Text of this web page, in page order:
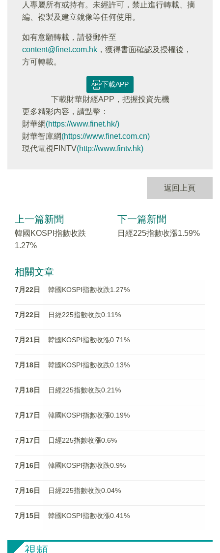
人專屬所有或持有。未經許可，禁止進行轉載、摘
編、複製及建立鏡像等任何使用。
如有意願轉載，請發郵件至
content@finet.com.hk ，獲得書面確認及授權後，
方可轉載。
下載APP
下載財華財經APP，把握投資先機
更多精彩内容，請點擊：
財華網(https://www.finet.hk/)
財華智庫網(https://www.finet.com.cn)
現代電視FINTV(http://www.fintv.hk)
返回上頁
上一篇新聞
韓國KOSPI指數收跌
1.27%
下一篇新聞
日經225指數收漲1.59%
相關文章
7月22日 韓國KOSPI指數收跌1.27%
7月22日 日經225指數收跌0.11%
7月21日 韓國KOSPI指數收漲0.71%
7月18日 韓國KOSPI指數收跌0.13%
7月18日 日經225指數收跌0.21%
7月17日 韓國KOSPI指數收漲0.19%
7月17日 日經225指數收漲0.6%
7月16日 韓國KOSPI指數收跌0.9%
7月16日 日經225指數收跌0.04%
7月15日 韓國KOSPI指數收漲0.41%
視頻